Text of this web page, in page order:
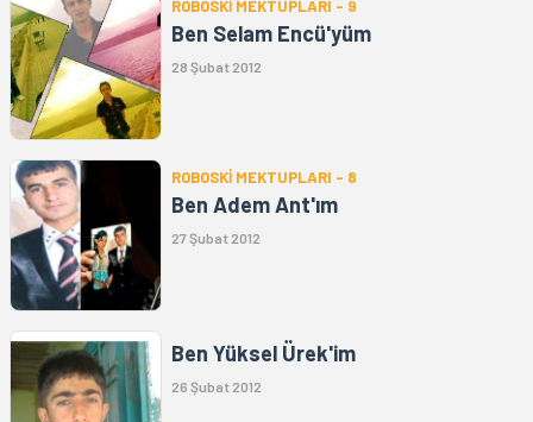
ROBOSKİ MEKTUPLARI - 9
Ben Selam Encü'yüm
28 Şubat 2012
ROBOSKİ MEKTUPLARI - 8
Ben Adem Ant'ım
27 Şubat 2012
Ben Yüksel Ürek'im
26 Şubat 2012